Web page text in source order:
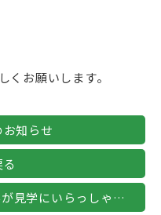
くお願いします。
知らせ
ケンタッキー大学の学生さんが見学にいらっしゃいました